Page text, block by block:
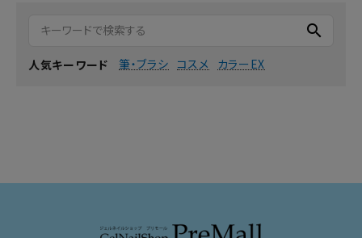
search
人気キーワード 筆・ブラシ コスメ カラーEX